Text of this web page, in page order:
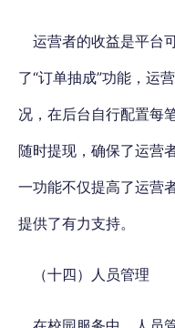
运营者的收益是平台
了“订单抽成”功能，运
况，在后台自行配置每
随时提现，确保了运营
一功能不仅提高了运营
提供了有力支持。
（十四）人员管理